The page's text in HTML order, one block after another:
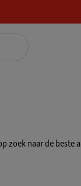
zoek naar de beste